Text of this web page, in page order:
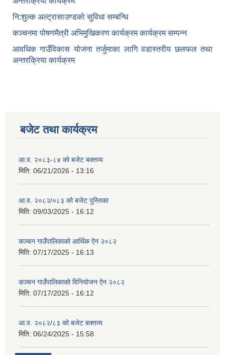
नि:शुल्क अल्ट्रासाउण्डकाे सुविधा सम्बन्धि
कञ्चनमा पोषणमैत्री अभिमुखिकरण कार्यक्रम कार्यक्रम सम्पन्न
आवधिक गाउँविकास योजना तर्जुमाका लागि वडास्तरीय छलफल तथा
अन्तरक्रिया कार्यक्रम
बजेट तथा कार्यक्रम
आ.व. २०८३-८४ को बजेट बक्तव्य
मिति: 06/21/2026 - 13:16
आ.व. २०८२/०८३ को बजेट पुस्तिका
मिति: 09/03/2025 - 16:12
कञ्‍चन गाउँपालिकाको आर्थिक ऐन २०८२
मिति: 07/17/2025 - 16:13
कञ्‍चन गाउँपालिकाको विनियोजन ऐन २०८२
मिति: 07/17/2025 - 16:12
आ.व. २०८२/८३ को बजेट बक्तव्य
मिति: 06/24/2025 - 15:58